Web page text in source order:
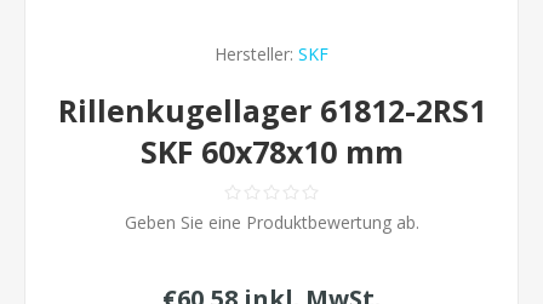
Hersteller: SKF
Rillenkugellager 61812-2RS1
SKF 60x78x10 mm
Geben Sie eine Produktbewertung ab.